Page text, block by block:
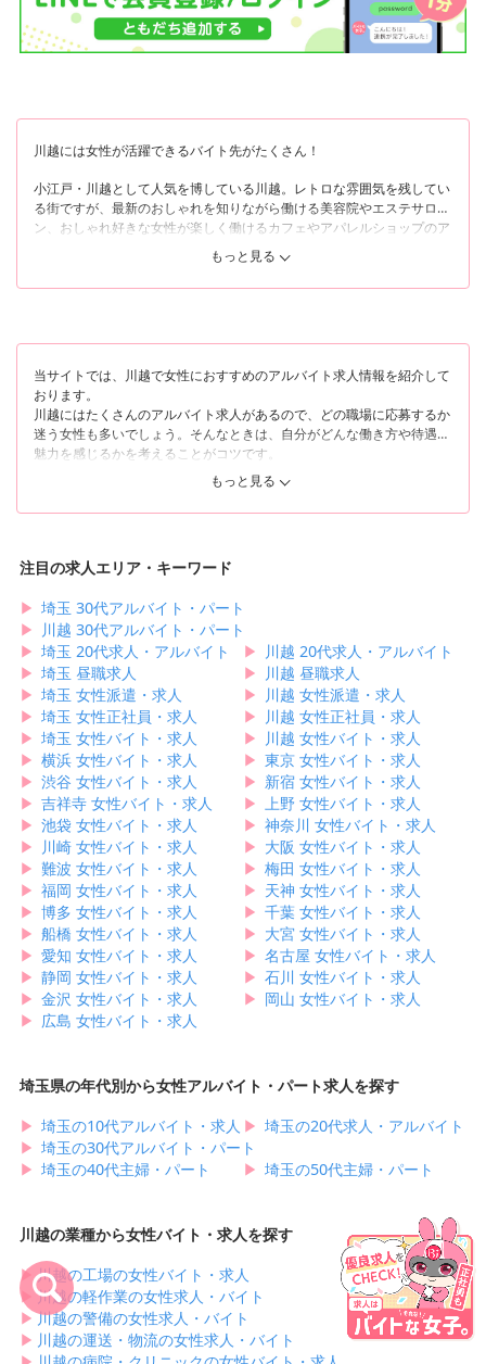
川越には女性が活躍できるバイト先がたくさん！
小江戸・川越として人気を博している川越。レトロな雰囲気を残してい
る街ですが、最新のおしゃれを知りながら働ける美容院やエステサロ
ン、おしゃれ好きな女性が楽しく働けるカフェやアパレルショップのア
ルバイトも豊富に存在しています。
そして、川越は、エリアによって雰囲気や特徴が大きく異なります。
めとして多くの人が行き交っており、賑やかな印象を与える街なので、
また、東武東上線の「川越市駅」周辺は、下町の雰囲気をより感じられ
るエリアです。閑静な住宅街も広がっており、落ち着いた雰囲気を感じ
ます。
エリアごとに雰囲気が異なる川越なら、楽しくアルバイトできる職場を
探している女性から、自分のペースで落ち着いて働ける職場を探してい
当サイトでは、そんな川越で働きたい女性に向けて、おすすめのアルバ
もっと見る
当サイトでは、川越で女性におすすめのアルバイト求人情報を紹介して
おります。
川越にはたくさんのアルバイト求人があるので、どの職場に応募するか
迷う女性も多いでしょう。そんなときは、自分がどんな働き方や待遇に
魅力を感じるかを考えることがコツです。
たとえば、当サイトでご紹介した美容院やエステサロンは、最先端の美
容技術や知識を学べるところばかりです。未経験者の女性やブランクの
お得に購入できる点が魅力的ですよね。
そして、おしゃれ好きな女性にはアパレルバイト、おいしいもの好きな
女性にはカフェバイトがおすすめです。アパレルやカフェのアルバイト
では、経験や資格、学歴不問での募集が多いので、気軽にチャレンジで
きる魅力もあります。
このように、川越にはたくさんのアルバイト求人が揃っています！人気
求人は予定よりも早く応募の受け付けを締め切ることがあるので、気に
なる求人があったらお早めに応募してみてくださいね。
もっと見る
注目の求人エリア・キーワード
▶︎ 埼玉 30代アルバイト・パート
▶︎ 川越 30代アルバイト・パート
▶︎ 埼玉 20代求人・アルバイト ▶︎ 川越 20代求人・アルバイト
▶︎ 埼玉 昼職求人 ▶︎ 川越 昼職求人
▶︎ 埼玉 女性派遣・求人 ▶︎ 川越 女性派遣・求人
▶︎ 埼玉 女性正社員・求人 ▶︎ 川越 女性正社員・求人
▶︎ 埼玉 女性バイト・求人 ▶︎ 川越 女性バイト・求人
▶︎ 横浜 女性バイト・求人 ▶︎ 東京 女性バイト・求人
▶︎ 渋谷 女性バイト・求人 ▶︎ 新宿 女性バイト・求人
▶︎ 吉祥寺 女性バイト・求人 ▶︎ 上野 女性バイト・求人
▶︎ 池袋 女性バイト・求人 ▶︎ 神奈川 女性バイト・求人
▶︎ 川崎 女性バイト・求人 ▶︎ 大阪 女性バイト・求人
▶︎ 難波 女性バイト・求人 ▶︎ 梅田 女性バイト・求人
▶︎ 福岡 女性バイト・求人 ▶︎ 天神 女性バイト・求人
▶︎ 博多 女性バイト・求人 ▶︎ 千葉 女性バイト・求人
▶︎ 船橋 女性バイト・求人 ▶︎ 大宮 女性バイト・求人
▶︎ 愛知 女性バイト・求人 ▶︎ 名古屋 女性バイト・求人
▶︎ 静岡 女性バイト・求人 ▶︎ 石川 女性バイト・求人
▶︎ 金沢 女性バイト・求人 ▶︎ 岡山 女性バイト・求人
▶︎ 広島 女性バイト・求人
埼玉県の年代別から女性アルバイト・パート求人を探す
▶︎ 埼玉の10代アルバイト・求人 ▶︎ 埼玉の20代求人・アルバイト
▶︎ 埼玉の30代アルバイト・パート
▶︎ 埼玉の40代主婦・パート ▶︎ 埼玉の50代主婦・パート
川越の業種から女性バイト・求人を探す
▶︎川越の工場の女性バイト・求人
▶︎川越の軽作業の女性求人・バイト
▶︎川越の警備の女性求人・バイト
▶︎ 川越の運送・物流の女性求人・バイト